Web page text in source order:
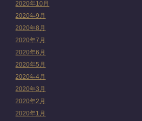
2020年10月
2020年9月
2020年8月
2020年7月
2020年6月
2020年5月
2020年4月
2020年3月
2020年2月
2020年1月